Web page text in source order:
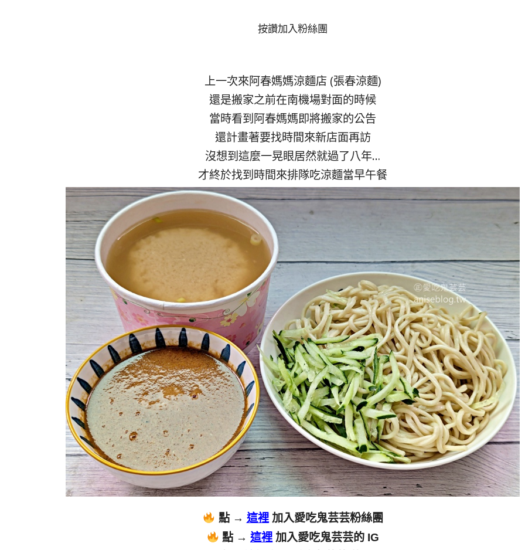
按讚加入粉絲團
上一次來阿春媽媽涼麵店 (張春涼麵)
還是搬家之前在南機場對面的時候
當時看到阿春媽媽即將搬家的公告
還計畫著要找時間來新店面再訪
沒想到這麼一晃眼居然就過了八年…
才終於找到時間來排隊吃涼麵當早午餐
點 → 這裡 加入愛吃鬼芸芸粉絲團
點 →這裡加入愛吃鬼芸芸的 IG